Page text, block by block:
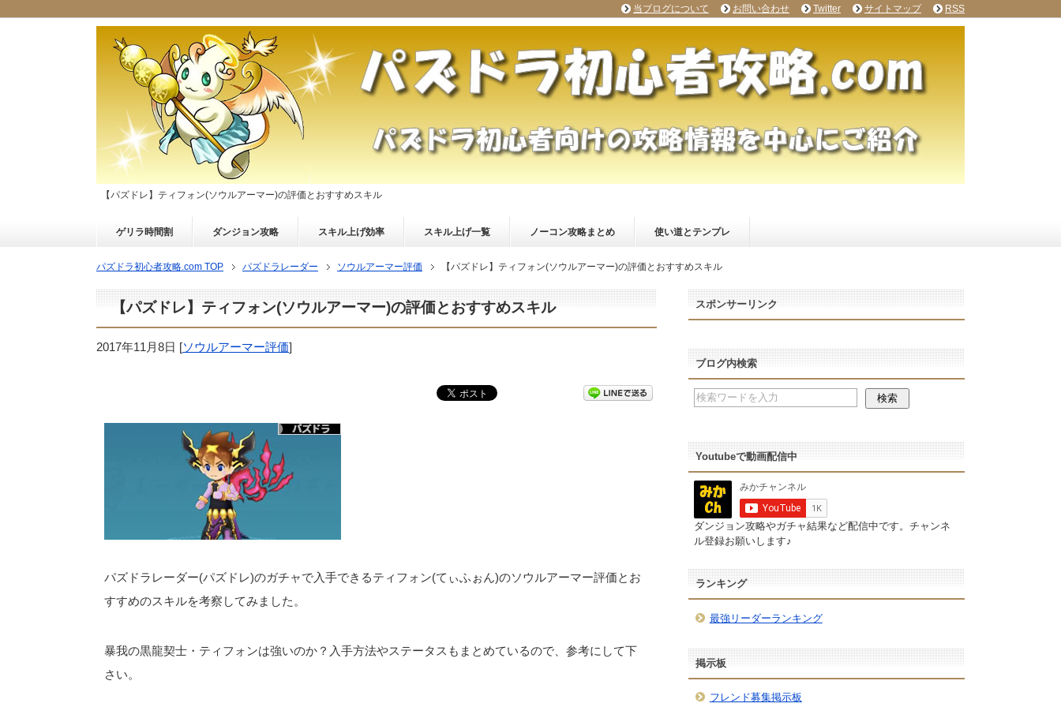
【パズドレ】ティフォン(ソウルアーマー)の評価とおすすめスキル
ゲリラ時間割 ダンジョン攻略 スキル上げ効率 スキル上げ一覧 ノーコン攻略まとめ 使い道とテンプレ
パズドラ初心者攻略.com TOP パズドラレーダー ソウルアーマー評価 【パズドレ】ティフォン(ソウルアーマー)の評価とおすすめスキル
【パズドレ】ティフォン(ソウルアーマー)の評価とおすすめスキル
2017年11月8日 [ソウルアーマー評価]
パズドラレーダー(パズドレ)のガチャで入手できるティフォン(てぃふぉん)のソウルアーマー評価とお
すすめのスキルを考察してみました。
暴我の黒龍契士・ティフォンは強いのか？入手方法やステータスもまとめているので、参考にして下
さい。
スポンサーリンク
ブログ内検索
Youtubeで動画配信中
ダンジョン攻略やガチャ結果など配信中です。チャンネ
ル登録お願いします♪
ランキング
最強リーダーランキング
掲示板
フレンド募集掲示板
当ブログについて お問い合わせ Twitter サイトマップ RSS